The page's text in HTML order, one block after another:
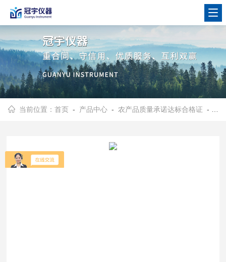
当前位置：首页 - 产品中心 - 农产品质量承诺达标合格证 -